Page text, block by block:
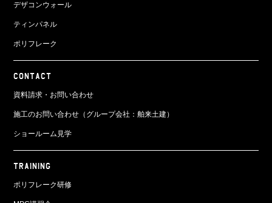
デザコンウォール
ティンパネル
ポリフレーク
CONTACT
資料請求・お問い合わせ
施工のお問い合わせ（グループ会社：舶来土建）
ショールーム見学
TRAINING
ポリフレーク研修